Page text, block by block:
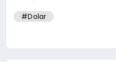
#Dolar